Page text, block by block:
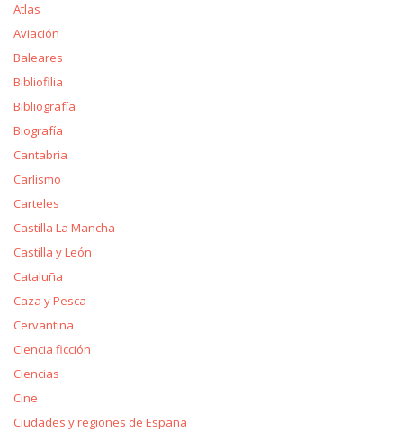
Atlas
Aviación
Baleares
Bibliofilia
Bibliografía
Biografía
Cantabria
Carlismo
Carteles
Castilla La Mancha
Castilla y León
Cataluña
Caza y Pesca
Cervantina
Ciencia ficción
Ciencias
Cine
Ciudades y regiones de España